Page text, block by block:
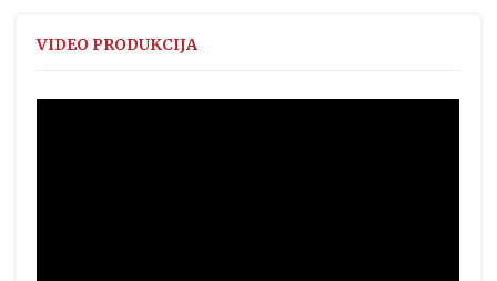
VIDEO PRODUKCIJA